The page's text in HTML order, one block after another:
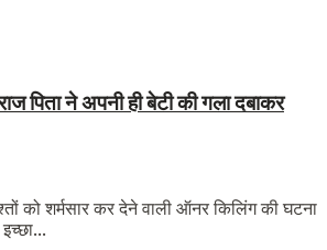
पिता ने अपनी ही बेटी की गला दबाकर
को शर्मसार कर देने वाली ऑनर किलिंग की घटना